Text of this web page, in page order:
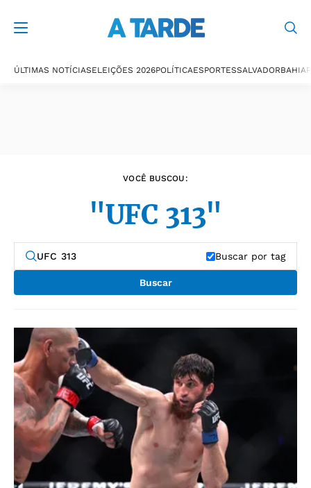
ÚLTIMAS NOTÍCIASELEIÇÕES 2026POLÍTICAESPORTESSALVADORBAHIA
VOCÊ BUSCOU:
"UFC 313"
Buscar por tag
Buscar